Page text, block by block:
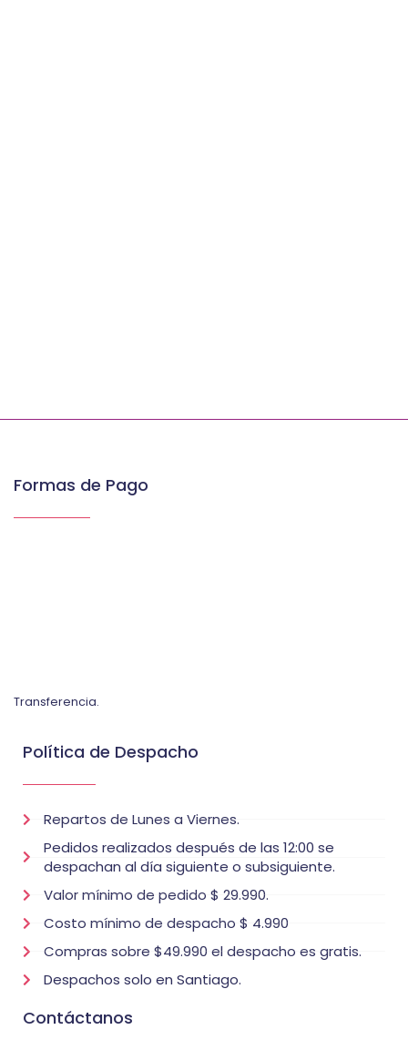
Formas de Pago
Transferencia.
Política de Despacho
Repartos de Lunes a Viernes.
Pedidos realizados después de las 12:00 se
despachan al día siguiente o subsiguiente.
Valor mínimo de pedido $ 29.990.
Costo mínimo de despacho $ 4.990
Compras sobre $49.990 el despacho es gratis.
Despachos solo en Santiago.
Contáctanos